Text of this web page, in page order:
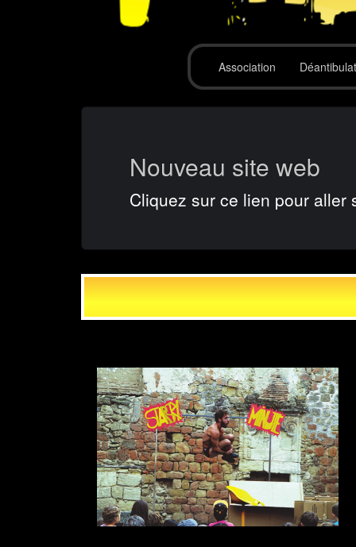
Association
Nouveau site web
Cliquez sur ce lien pour aller